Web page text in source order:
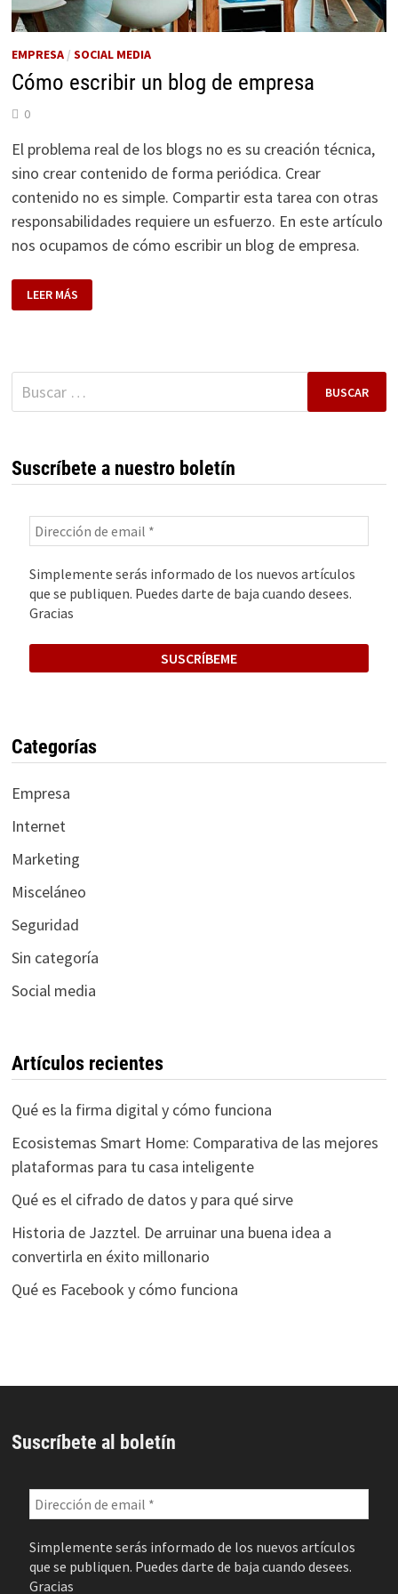
EMPRESA/ SOCIAL MEDIA
Cómo escribir un blog de empresa
0
El problema real de los blogs no es su creación técnica,
sino crear contenido de forma periódica. Crear
contenido no es simple. Compartir esta tarea con otras
responsabilidades requiere un esfuerzo. En este artículo
nos ocupamos de cómo escribir un blog de empresa.
ESCRIBIR
UN
LEER MÁS
Buscar:
Suscríbete a nuestro boletín
Simplemente serás informado de los nuevos artículos
que se publiquen. Puedes darte de baja cuando desees.
Gracias
Categorías
Empresa
Internet
Marketing
Misceláneo
Seguridad
Sin categoría
Social media
Artículos recientes
Qué es la firma digital y cómo funciona
Ecosistemas Smart Home: Comparativa de las mejores
plataformas para tu casa inteligente
Qué es el cifrado de datos y para qué sirve
Historia de Jazztel. De arruinar una buena idea a
convertirla en éxito millonario
Qué es Facebook y cómo funciona
Suscríbete al boletín
Simplemente serás informado de los nuevos artículos
que se publiquen. Puedes darte de baja cuando desees.
Gracias